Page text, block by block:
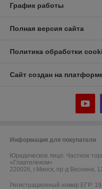
График работы
Полная версия сайта
Политика обработки
Сайт создан на
Информация для покупателя
Юридическое лицо: Частное
«Главтелеком»
220026, г.Минск, пр-д Веснина,
Регистрационный номер ЕГР: